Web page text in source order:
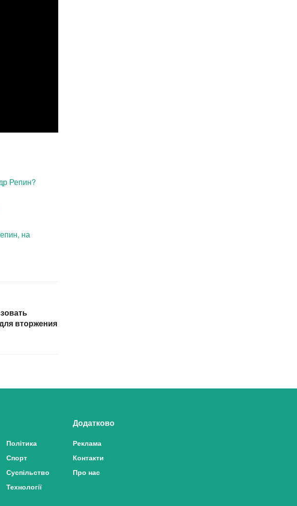
Репин?
на
вторжения
Політика
Спорт
Суспільство
Технології
Додатково
Реклама
Контакти
Про нас